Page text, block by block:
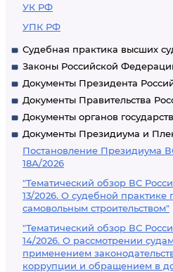
УК РФ
УПК РФ
Судебная практика высших
Законы Российской
Документы Президента
Документы Правительства
Документы органов
Документы Президиума и
Постановление Президиума
18А/2026
"Тематический обзор ВС
13/2026. О судебной
самовольным строительством"
"Тематический обзор ВС
14/2026. О рассмотрении
применением
коррупции и обращением в